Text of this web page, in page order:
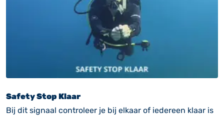
Safety Stop Klaar
Bij dit signaal controleer je bij elkaar of iedereen klaar is